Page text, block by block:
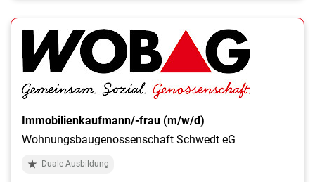
Immobilienkaufmann/-frau (m/w/d)
Wohnungsbaugenossenschaft Schwedt eG
Duale Ausbildung